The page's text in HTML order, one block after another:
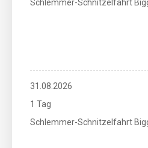
Schlemmer-Schnitzelfahrt
31.08.2026
1 Tag
Schlemmer-Schnitzelfahrt